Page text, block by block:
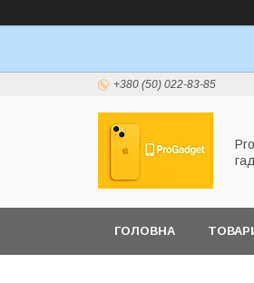
+380 (50) 022-83-85
ГОЛОВНА